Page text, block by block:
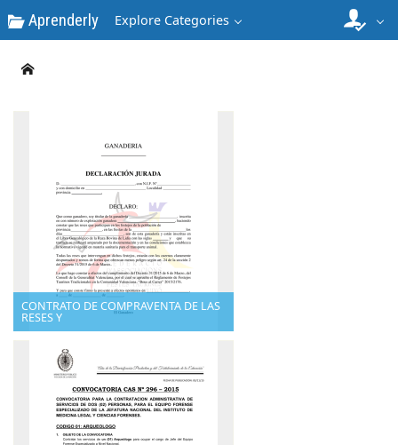
Aprenderly Explore Categories
CONTRATO DE COMPRAVENTA DE LAS
RESES Y